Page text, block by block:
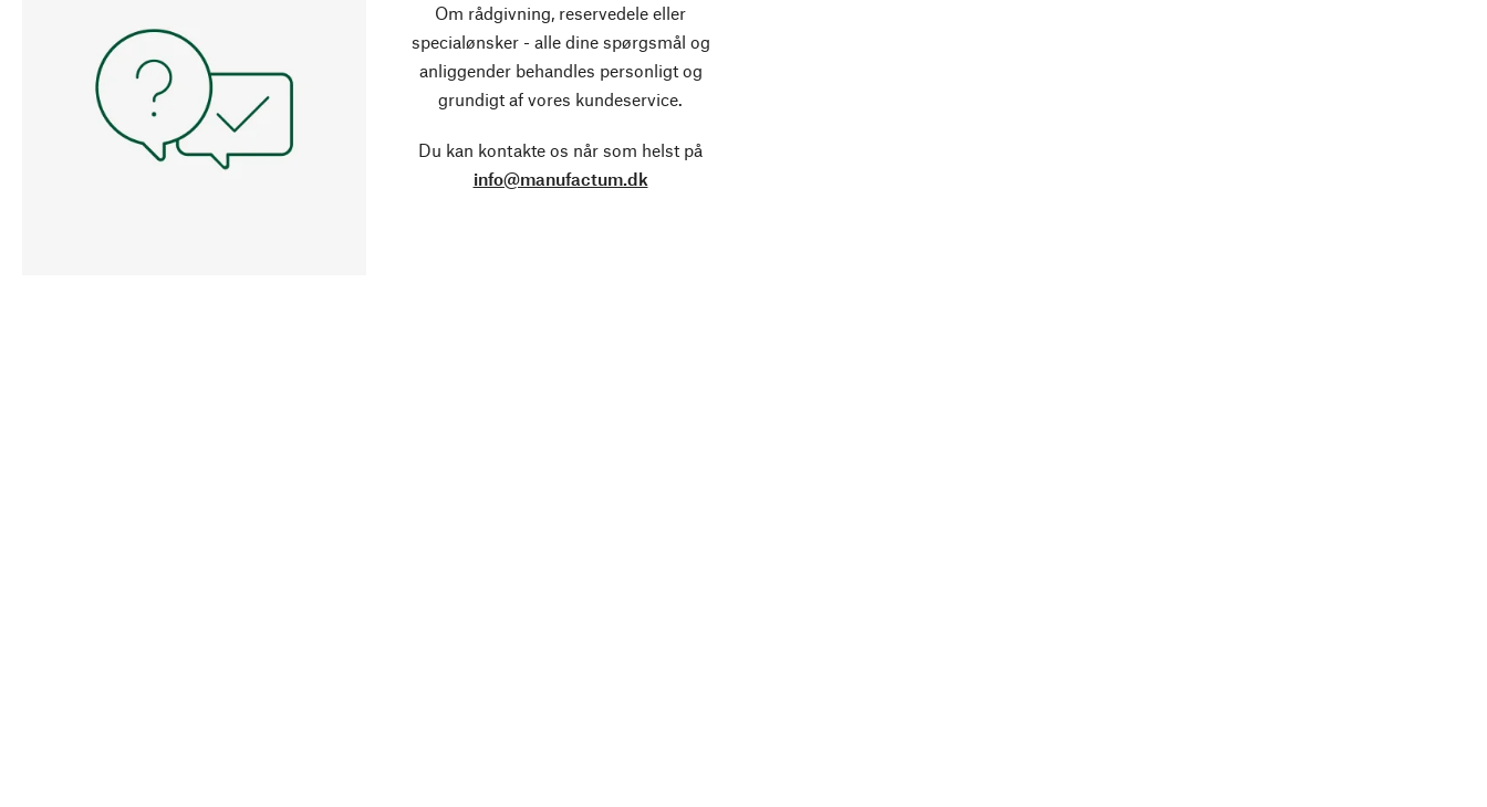
Om rådgivning, reservedele eller
specialønsker - alle dine spørgsmål og
anliggender behandles personligt og
grundigt af vores kundeservice.
Du kan kontakte os når som helst på
info@manufactum.dk